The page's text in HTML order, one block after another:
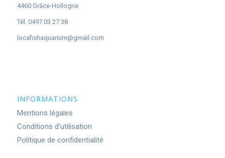
4460 Grâce-Hollogne
Tél. 0497 03 27 38
locafishaquarium@gmail.com
INFORMATIONS
Mentions légales
Conditions d’utilisation
Politique de confidentialité